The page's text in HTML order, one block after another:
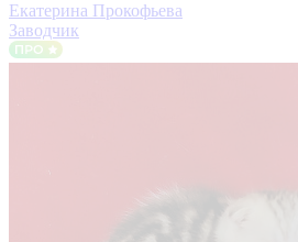
Екатерина Прокофьева
Заводчик